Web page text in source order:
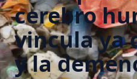
cerebro
vincula ya
y la